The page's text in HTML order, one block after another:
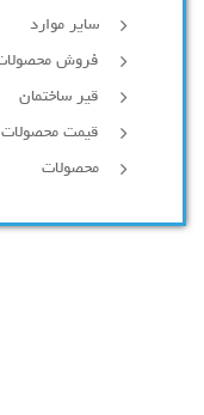
سایر موارد
فروش
قیر ساختمان
قیمت محصولات
محصولات